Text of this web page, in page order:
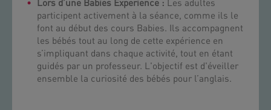
Lors d’une Babies Experience : Les adultes
participent activement à la séance, comme ils le
font au début des cours Babies. Ils accompagnent
les bébés tout au long de cette expérience en
s’impliquant dans chaque activité, tout en étant
guidés par un professeur. L'objectif est d'éveiller
ensemble la curiosité des bébés pour l’anglais.